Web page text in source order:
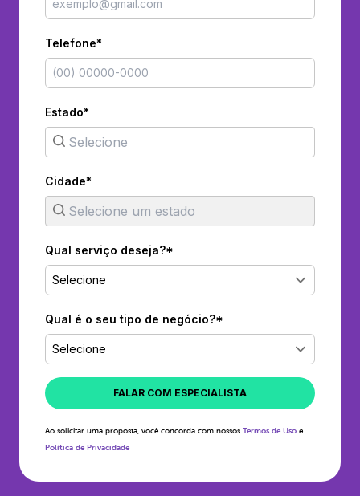
Telefone*
Estado*
Cidade*
Qual serviço deseja?*
Selecione
Qual é o seu tipo de negócio?*
Selecione
FALAR COM ESPECIALISTA
Ao solicitar uma proposta, você concorda com nossos Termos de Uso e
Política de Privacidade